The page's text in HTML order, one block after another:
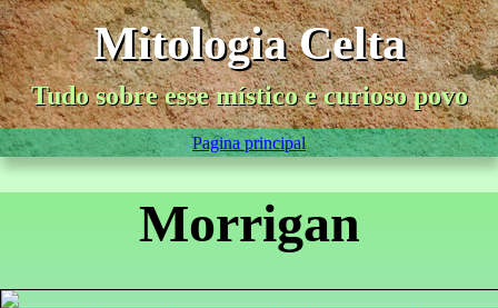
Mitologia Celta
Tudo sobre esse místico e curioso povo
Pagina principal
Morrigan